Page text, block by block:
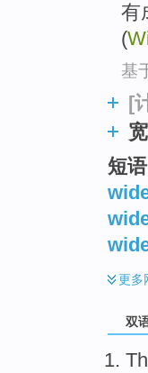
有
(
基
[
短语
更多
双